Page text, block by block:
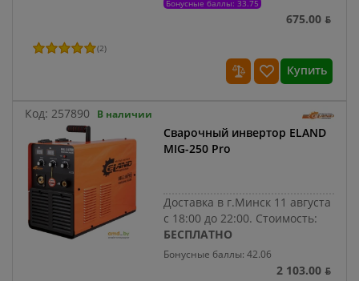
Бонусные баллы: 33.75
675.00 ƃ
(2)
Купить
Код: 257890 В наличии
Сварочный инвертор ELAND
MIG-250 Pro
Доставка в г.Минск 11 августа
с 18:00 до 22:00. Стоимость:
БЕСПЛАТНО
Бонусные баллы: 42.06
2 103.00 ƃ